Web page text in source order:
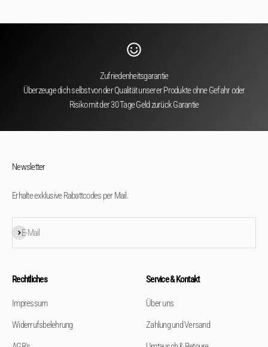
Zufriedenheitsgarantie
Überzeuge dich selbst von der Qualität unserer Produkte ohne Gefahr oder
Risiko mit der 30 Tage Geld zurück Garantie
Newsletter
Erhalte exklusive Rabattcodes per Mail.
E-Mail
Abonnieren
Rechtliches
Impressum
Widerrufsbelehrung
Service & Kontakt
Über uns
Zahlung und Versand